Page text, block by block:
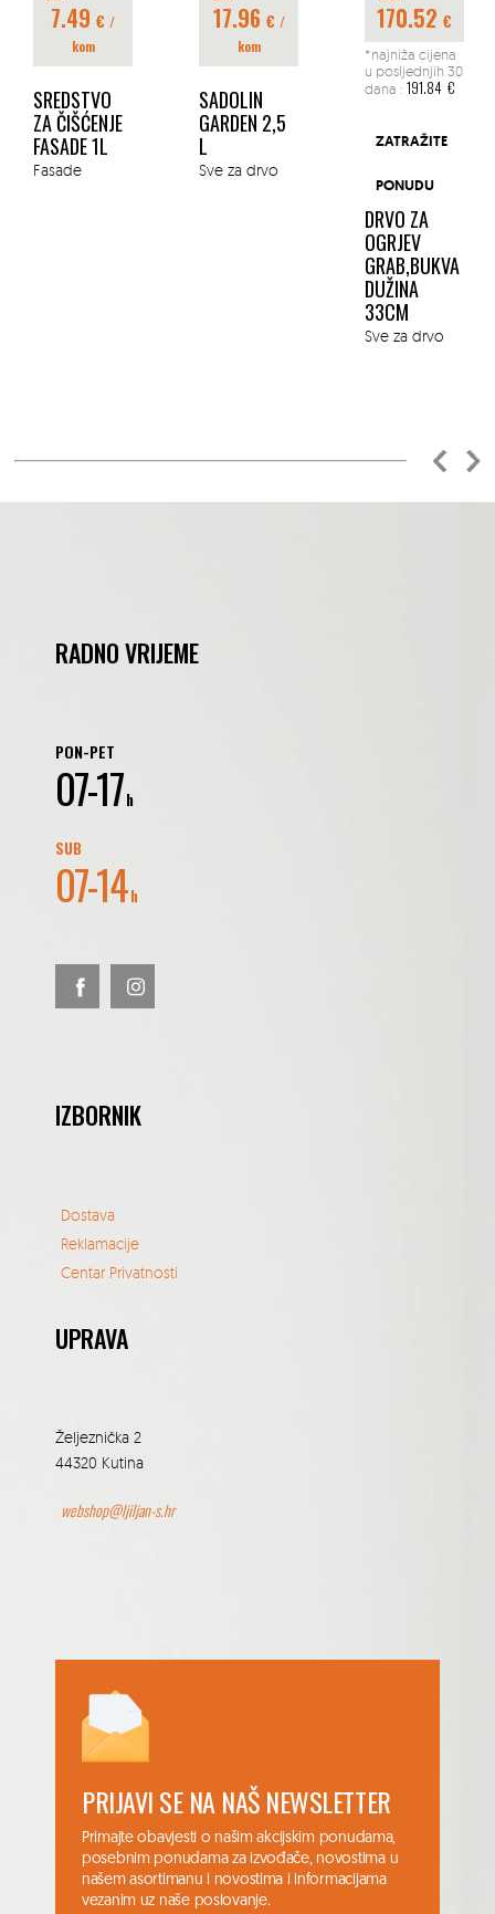
7.49 € /
kom
SREDSTVO
ZA ČIŠĆENJE
FASADE 1L
Fasade
17.96 € /
kom
SADOLIN
GARDEN 2,5
L
Sve za drvo
170.52 €
*najniža cijena
u posljednjih 30
dana : 191.84 €
ZATRAŽITE
PONUDU
DRVO ZA
OGRJEV
GRAB,BUKVA
DUŽINA
33CM
Sve za drvo
RADNO VRIJEME
PON-PET
07-17h
SUB
07-14h
IZBORNIK
Dostava
Reklamacije
Centar Privatnosti
UPRAVA
Željeznička 2
44320 Kutina
webshop@ljiljan-s.hr
PRIJAVI SE NA NAŠ NEWSLETTER
Primajte obavjesti o našim akcijskim ponudama,
posebnim ponudama za izvođače, novostima u
našem asortimanu i novostima i informacijama
vezanim uz naše poslovanje.